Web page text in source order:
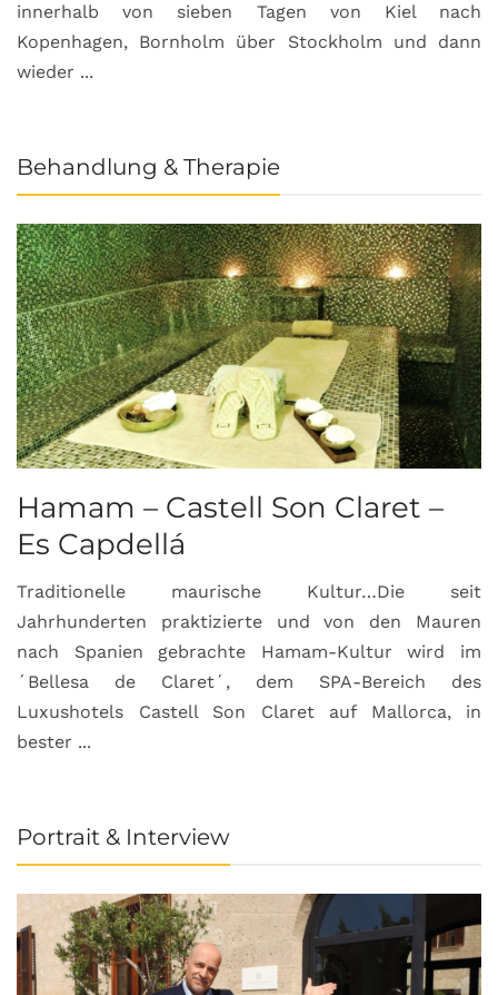
innerhalb von sieben Tagen von Kiel nach
Kopenhagen, Bornholm über Stockholm und dann
wieder ...
Behandlung & Therapie
Hamam – Castell Son Claret –
Es Capdellá
Traditionelle maurische Kultur…Die seit
Jahrhunderten praktizierte und von den Mauren
nach Spanien gebrachte Hamam-Kultur wird im
´Bellesa de Claret´, dem SPA-Bereich des
Luxushotels Castell Son Claret auf Mallorca, in
bester ...
Portrait & Interview